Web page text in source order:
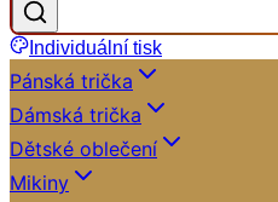
Individuální tisk
Pánská trička
Dámská trička
Dětské oblečení
Mikiny